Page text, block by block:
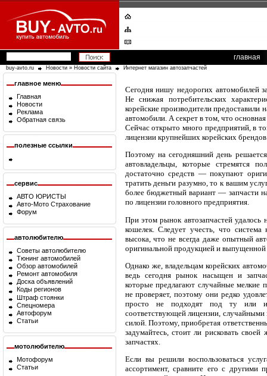
главная
buy-avto.ru Новости » Новости сайта Интернет магазин автозапчастей
главное меню
Главная
Новости
Реклама
Обратная связь
полезные ссылки
сервис
АВТО ЮРИСТЫ
Авто-Мото Страхование
Форум
автолюбителю
Советы автолюбителю
Тюнинг автомобилей
Обзор автомобилей
Ремонт автомобиля
Доска объявлений
Коды регионов
Штраф стоянки
Спецномера
Автофорум
Статьи
мотолюбителю
Мотофорум
Статьи
Сегодня нишу недорогих автомобилей
Не снижая потребительских
корейские производители
автомобили. А секрет в том, что
Сейчас открыто много предприятий, в
лицензии крупнейших корейских
Поэтому на сегодняшний день
автовладельцы, которые стремятся
достаточно средств — покупают
тратить деньги разумно, то к вашим
более бюджетный вариант — запчасти
по лицензии головного предприятия.
При этом рынок автозапчастей
кошелек. Следует учесть, что система
высока, что не всегда даже опытный
оригинальной продукцией и выпущенной
Однако же, владельцам корейских
ведь сегодня рынок насыщен и
которые предлагают случайные мелкие
не проверяет, поэтому они редко
просто не подходят под ту или
соответствующей лицензии,
силой. Поэтому, приобретая
задумайтесь, стоит ли рисковать
запчастях.
Если вы решили воспользоваться
ассортимент, сравните его с другими